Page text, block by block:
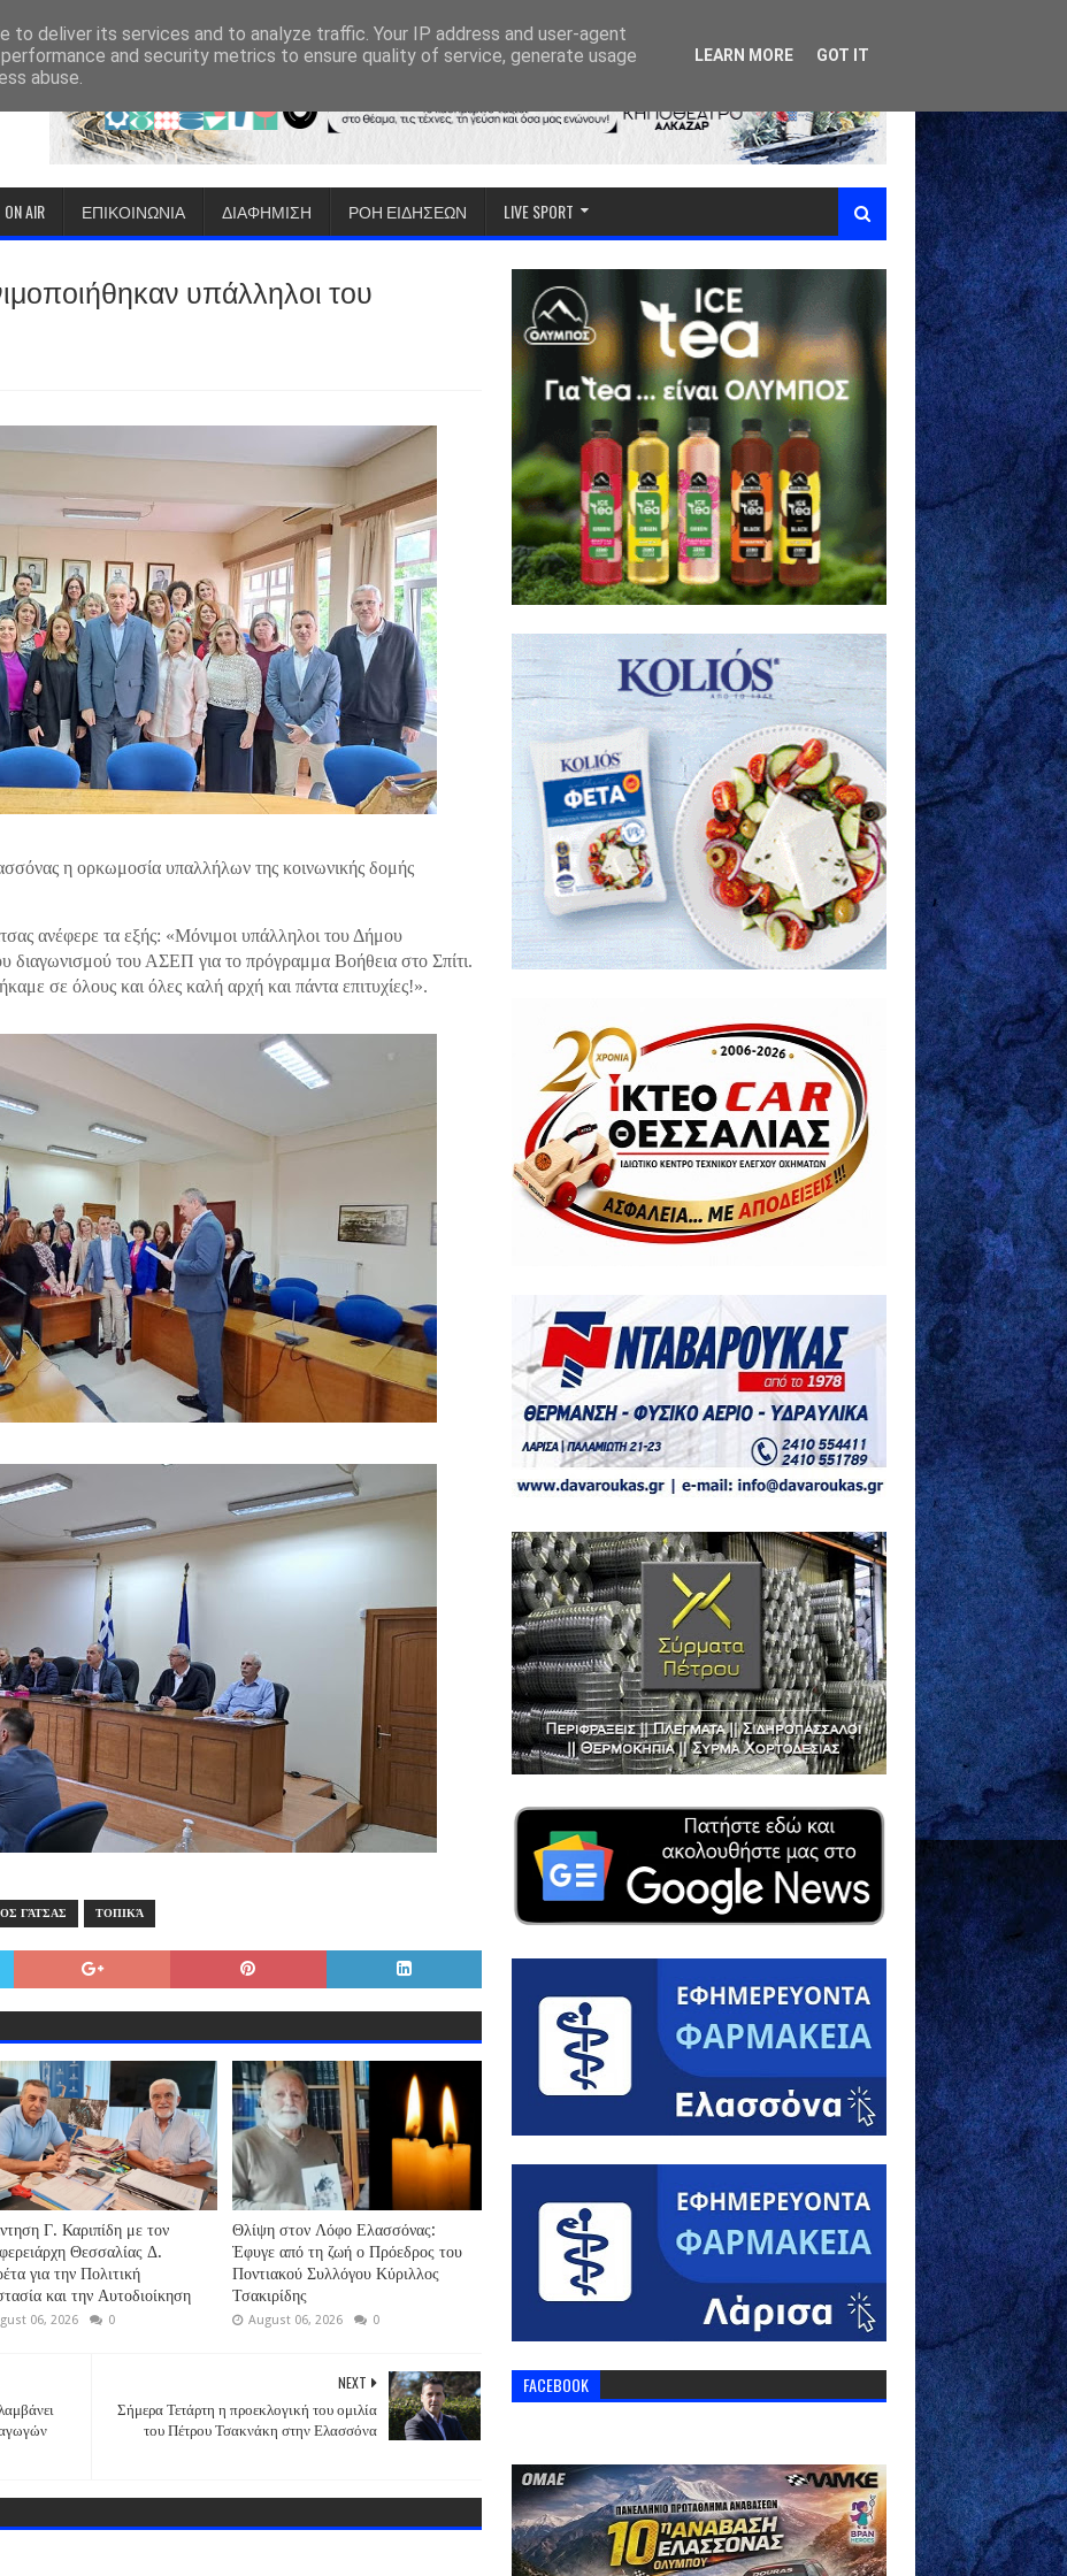
ON AIR ΕΠΙΚΟΙΝΩΝΙΑ ΔΙΑΦΗΜΙΣΗ ΡΟΗ ΕΙΔΗΣΕΩΝ LIVE SPORT
υπάλληλοι του
η ορκωμοσία υπαλλήλων της κοινωνικής δομής
ανέφερε τα εξής: «Μόνιμοι υπάλληλοι του Δήμου
διαγωνισμού του ΑΣΕΠ για το πρόγραμμα Βοήθεια στο Σπίτι.
σε όλους και όλες καλή αρχή και πάντα επιτυχίες!».
ΓΆΤΣΑΣ ΤΟΠΙΚΆ
Γ. Καριπίδη με τον
Θεσσαλίας Δ.
για την Πολιτική
και την Αυτοδιοίκηση
06, 2026 0
Θλίψη στον Λόφο Ελασσόνας:
Έφυγε από τη ζωή ο Πρόεδρος του
Ποντιακού Συλλόγου Κύριλλος
Τσακιρίδης
August 06, 2026 0
NEXT
Σήμερα Τετάρτη η προεκλογική του ομιλία
του Πέτρου Τσακνάκη στην Ελασσόνα
FACEBOOK
to deliver its services and to analyze traffic. Your IP address and user-agent
and security metrics to ensure quality of service, generate usage
abuse.
LEARN MORE GOT IT